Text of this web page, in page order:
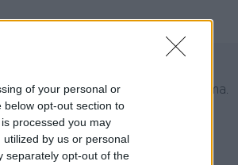
of your personal or
opt-out section to
processed you may
by us or personal
separately opt-out of the
agencija za poslovanje nekretninama.